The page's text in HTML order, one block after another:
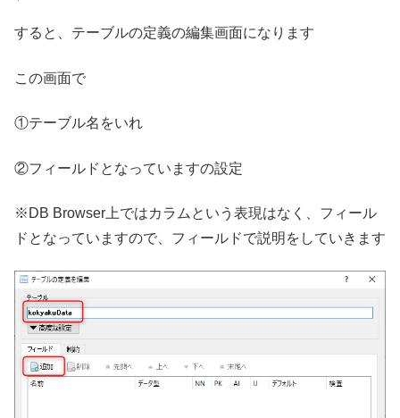
すると、テーブルの定義の編集画面になります
この画面で
①テーブル名をいれ
②フィールドとなっていますの設定
※DB Browser上ではカラムという表現はなく、フィール
ドとなっていますので、フィールドで説明をしていきます